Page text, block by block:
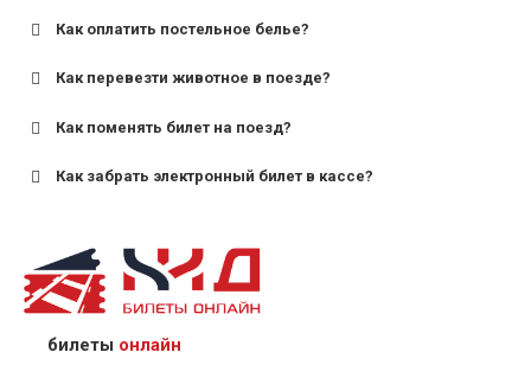
для поездов дальнего следования — от 10 лет и
для пригородных поездов — от 7 лет.
Как оплатить постельное белье?
Как перевезти животное в поезде?
Как поменять билет на поезд?
Как забрать электронный билет в кассе?
назвав кассиру 14-значный номер заказа;
предъявив удостоверение личности пассажира, на
кого оформлен билет.
билеты онлайн